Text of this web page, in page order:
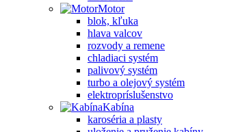
Motor
blok, kľuka
hlava valcov
rozvody a remene
chladiaci systém
palivový systém
turbo a olejový systém
elektropríslušenstvo
Kabína
karoséria a plasty